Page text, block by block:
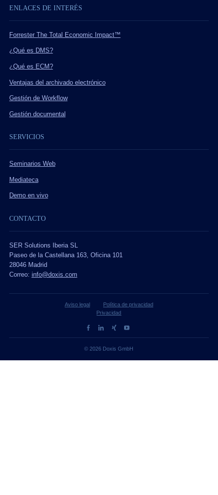
ENLACES DE INTERÉS
Forrester The Total Economic Impact™
¿Qué es DMS?
¿Qué es ECM?
Ventajas del archivado electrónico
Gestión de Workflow
Gestión documental
SERVICIOS
Seminarios Web
Mediateca
Demo en vivo
CONTACTO
SER Solutions Iberia SL
Paseo de la Castellana 163, Oficina 101
28046 Madrid
Correo: info@doxis.com
Aviso legal
Política de privacidad
Privacidad
© 2026 Doxis GmbH